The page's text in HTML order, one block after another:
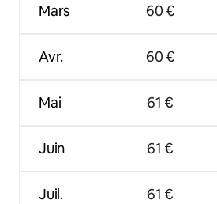
Mars
Avr.
Mai
Juin
Juil.
60 €
60 €
61 €
61 €
61 €